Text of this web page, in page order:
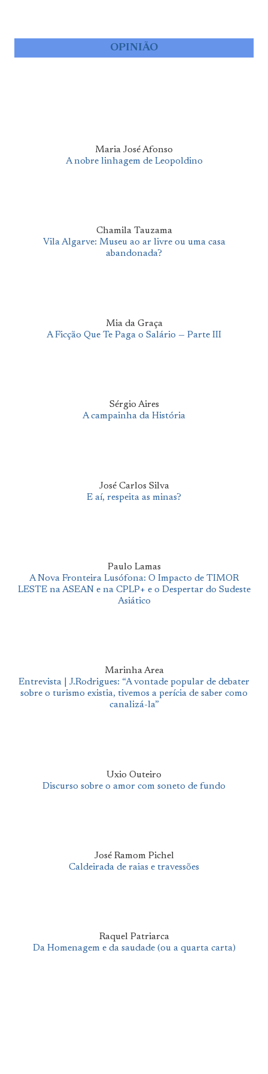
OPINIÃO
Maria José Afonso
A nobre linhagem de Leopoldino
Chamila Tauzama
Vila Algarve: Museu ao ar livre ou uma casa
abandonada?
Mia da Graça
A Ficção Que Te Paga o Salário — Parte III
Sérgio Aires
A campainha da História
José Carlos Silva
E aí, respeita as minas?
Paulo Lamas
A Nova Fronteira Lusófona: O Impacto de TIMOR
LESTE na ASEAN e na CPLP+ e o Despertar do Sudeste
Asiático
Marinha Area
Entrevista | J.Rodrigues: “A vontade popular de debater
sobre o turismo existia, tivemos a perícia de saber como
canalizá-la”
Uxio Outeiro
Discurso sobre o amor com soneto de fundo
José Ramom Pichel
Caldeirada de raias e travessões
Raquel Patriarca
Da Homenagem e da saudade (ou a quarta carta)